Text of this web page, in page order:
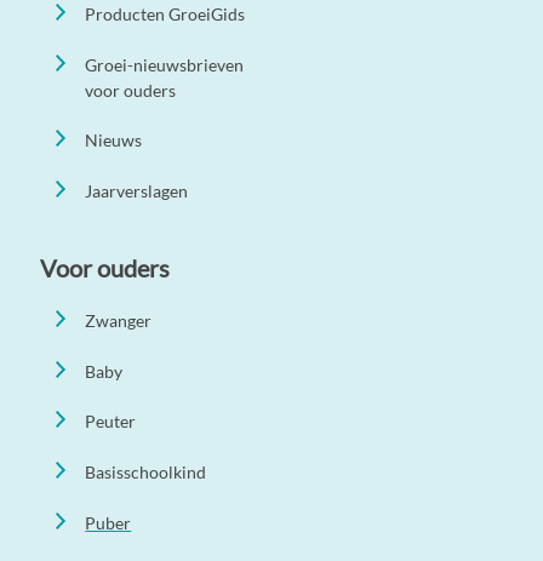
Producten GroeiGids
Groei-nieuwsbrieven
voor ouders
Nieuws
Jaarverslagen
Voor ouders
Zwanger
Baby
Peuter
Basisschoolkind
Puber